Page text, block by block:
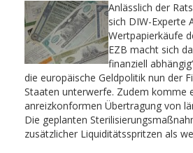
Anlässlich der
sich DIW-Experte
Wertpapierkäufe
EZB macht sich
finanziell
die europäische Geldpolitik nun der
Staaten unterwerfe. Zudem komme
anreizkonformen Übertragung von
Die geplanten
zusätzlicher Liquiditätsspritzen als